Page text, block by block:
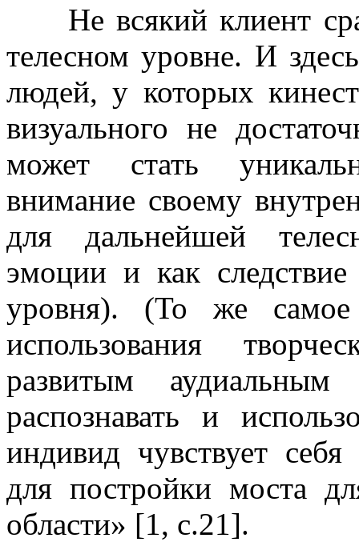
Не всякий клиент
телесном уровне. И
людей, у которых
визуального не
может стать
внимание своему
для дальнейшей
эмоции и как
уровня). (То же
использования
развитым
распознавать и
индивид чувствует
для постройки моста
области» [1, с.21].